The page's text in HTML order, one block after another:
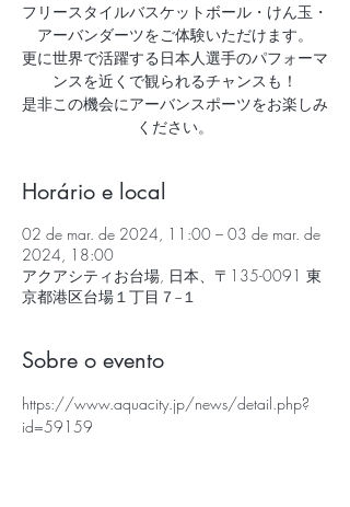
フリースタイルバスケットボール・けん玉・
アーバンダーツをご体験いただけます。
更に世界で活躍する日本人選手のパフォーマ
ンスを近くで観られるチャンスも！
是非この機会にアーバンスポーツをお楽しみ
ください。
Horário e local
02 de mar. de 2024, 11:00 – 03 de mar. de
2024, 18:00
アクアシティお台場, 日本、〒135-0091 東
京都港区台場１丁目７−１
Sobre o evento
https://www.aquacity.jp/news/detail.php?
id=59159